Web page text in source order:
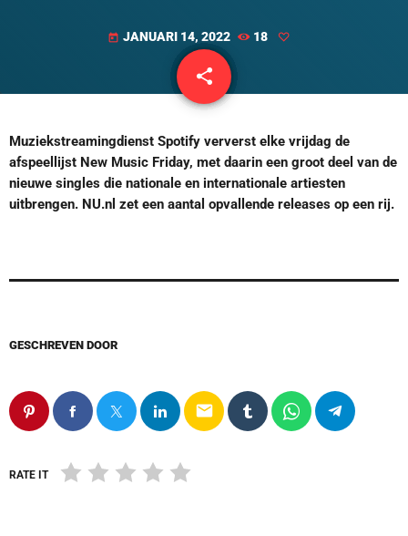
today JANUARI 14, 2022 18
share
email
Muziekstreamingdienst Spotify ververst elke vrijdag de
afspeellijst New Music Friday, met daarin een groot deel van de
nieuwe singles die nationale en internationale artiesten
uitbrengen. NU.nl zet een aantal opvallende releases op een rij.
GESCHREVEN DOOR
email
RATE IT